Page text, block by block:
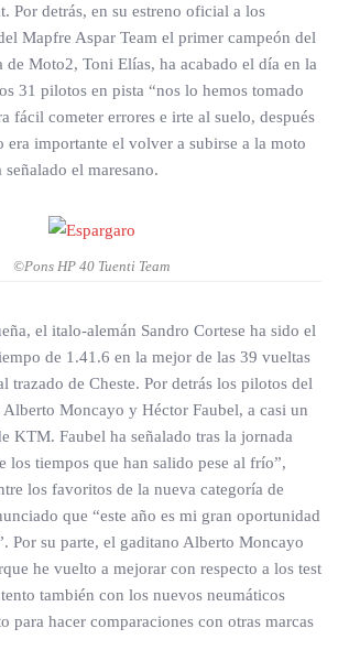
Por detrás, en su estreno oficial a los
Mapfre Aspar Team el primer campeón del
Moto2, Toni Elías, ha acabado el día en la
31 pilotos en pista “nos lo hemos tomado
fácil cometer errores e irte al suelo, después
era importante el volver a subirse a la moto
el maresano.
©Pons HP 40 Tuenti Team
el italo-alemán Sandro Cortese ha sido el
de 1.41.6 en la mejor de las 39 vueltas
trazado de Cheste. Por detrás los pilotos del
Alberto Moncayo y Héctor Faubel, a casi un
KTM. Faubel ha señalado tras la jornada
los tiempos que han salido pese al frío”,
los favoritos de la nueva categoría de
que “este año es mi gran oportunidad
Por su parte, el gaditano Alberto Moncayo
he vuelto a mejorar con respecto a los test
también con los nuevos neumáticos
para hacer comparaciones con otras marcas